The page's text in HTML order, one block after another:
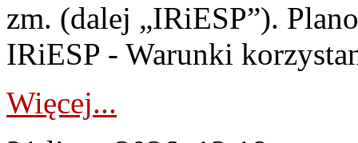
zm. (dalej „IRiESP”).
IRiESP - Warunki
Więcej...